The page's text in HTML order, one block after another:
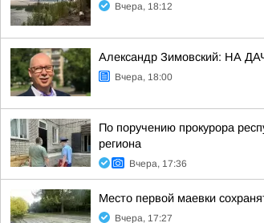
Вчера, 18:12
Александр Зимовский:
Вчера, 18:00
По поручению прокурора
региона
Вчера, 17:36
Место первой маевки
Вчера, 17:27